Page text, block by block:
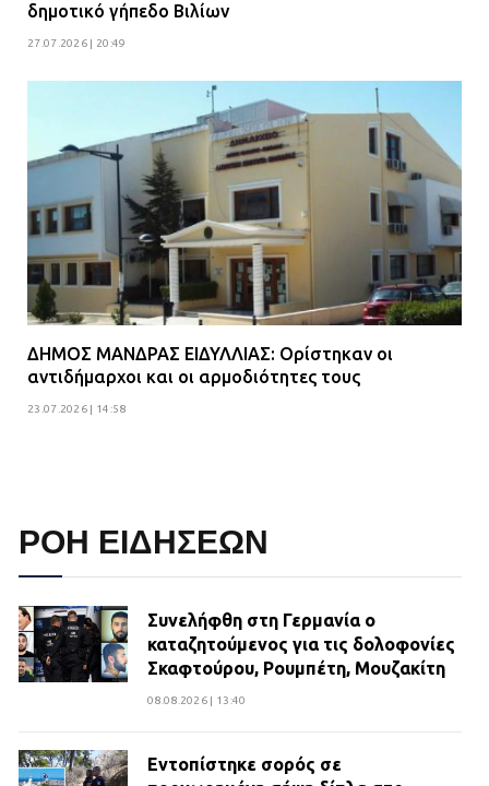
δημοτικό γήπεδο Βιλίων
27.07.2026 | 20:49
ΔΗΜΟΣ ΜΑΝΔΡΑΣ ΕΙΔΥΛΛΙΑΣ: Ορίστηκαν οι
αντιδήμαρχοι και οι αρμοδιότητες τους
23.07.2026 | 14:58
ΡΟΗ ΕΙΔΗΣΕΩΝ
Συνελήφθη στη Γερμανία ο
καταζητούμενος για τις δολοφονίες
Σκαφτούρου, Ρουμπέτη, Μουζακίτη
08.08.2026 | 13:40
Εντοπίστηκε σορός σε